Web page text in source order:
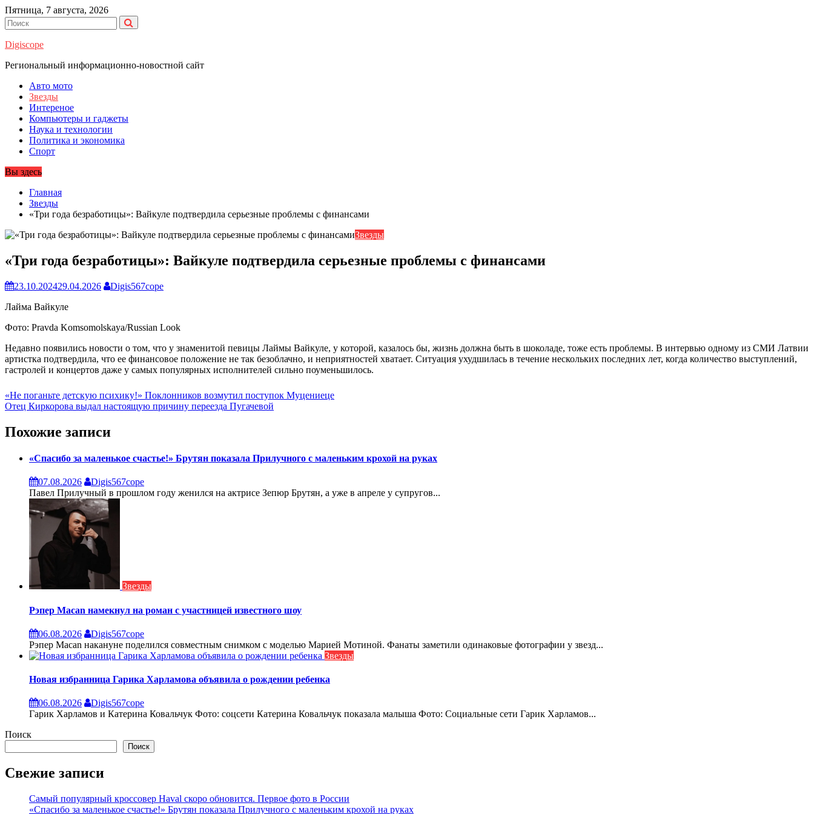
Перейти
к
содержимому
Пятница, 7 августа, 2026
Digiscope
Региональный информационно-новостной сайт
Авто мото
Звезды
Интереное
Компьютеры и гаджеты
Наука и технологии
Политика и экономика
Спорт
Вы здесь
Главная
Звезды
«Три года безработицы»: Вайкуле подтвердила серьезные проблемы с финансами
Звезды
«Три года безработицы»: Вайкуле подтвердила серьезные проблемы с финансами
23.10.202429.04.2026
Digis567cope
Лайма Вайкуле
Фото: Pravda Komsomolskaya/Russian Look
Недавно появились новости о том, что у знаменитой певицы Лаймы Вайкуле, у которой, казалось бы, жизнь должна быть в шоколаде, тоже есть проблемы. В интервью одному из СМИ Латвии
артистка подтвердила, что ее финансовое положение не так безоблачно, и неприятностей хватает. Ситуация ухудшилась в течение нескольких последних лет, когда количество выступлений,
гастролей и концертов даже у самых популярных исполнителей сильно поуменьшилось.
Навигация
по
записям
«Не поганьте детскую психику!» Поклонников возмутил поступок Муцениеце
Отец Киркорова выдал настоящую причину переезда Пугачевой
Похожие записи
«Спасибо за маленькое счастье!» Брутян показала Прилучного с маленьким крохой на руках
07.08.2026
Digis567cope
Павел Прилучный в прошлом году женился на актрисе Зепюр Брутян, а уже в апреле у супругов...
Звезды
Рэпер Macan намекнул на роман с участницей известного шоу
06.08.2026
Digis567cope
Рэпер Macan накануне поделился совместным снимком с моделью Марией Мотиной. Фанаты заметили одинаковые фотографии у звезд...
Звезды
Новая избранница Гарика Харламова объявила о рождении ребенка
06.08.2026
Digis567cope
Гарик Харламов и Катерина Ковальчук Фото: соцсети Катерина Ковальчук показала малыша Фото: Социальные сети Гарик Харламов...
Поиск
Поиск
Свежие записи
Самый популярный кроссовер Haval скоро обновится. Первое фото в России
«Спасибо за маленькое счастье!» Брутян показала Прилучного с маленьким крохой на руках